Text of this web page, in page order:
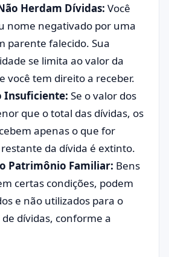
Herdam Dívidas: Você
nome negativado por uma
parente falecido. Sua
se limita ao valor da
você tem direito a receber.
Insuficiente: Se o valor dos
que o total das dívidas, os
apenas o que for
restante da dívida é extinto.
Patrimônio Familiar: Bens
certas condições, podem
e não utilizados para o
dívidas, conforme a